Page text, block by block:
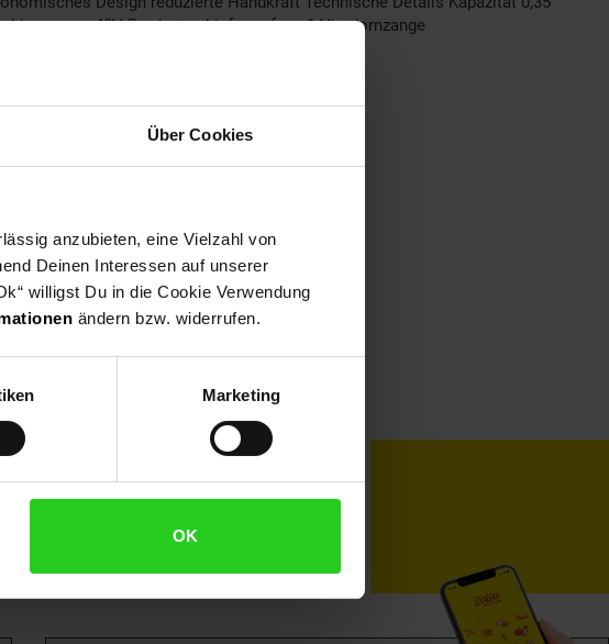
Über Cookies
anzubieten, eine Vielzahl von
Deinen Interessen auf unserer
willigst Du in die Cookie Verwendung
ändern bzw. widerrufen.
Marketing
OK
uvm. 48V Bordnetze Lieferumfang 1 Vierdornzange